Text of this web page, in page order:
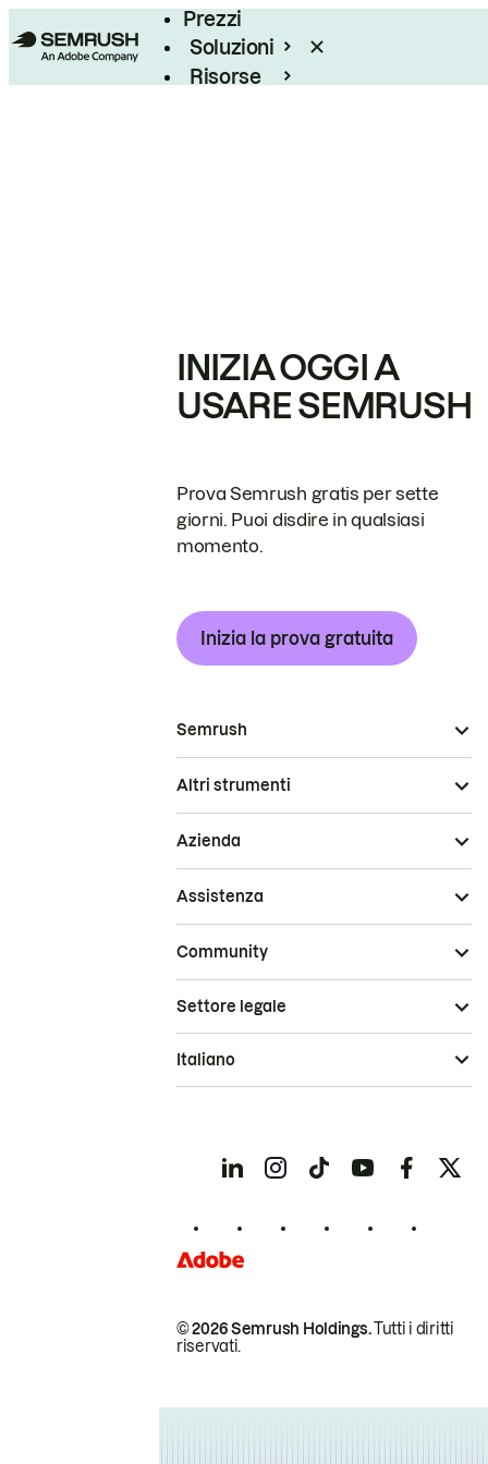
Prezzi
Soluzioni
Risorse
INIZIA OGGI A
USARE SEMRUSH
Prova Semrush gratis per sette
giorni. Puoi disdire in qualsiasi
momento.
Inizia la prova gratuita
Semrush
Altri strumenti
Azienda
Assistenza
Community
© 2026 Semrush Holdings.Tutti i diritti
riservati.
Settore legale
Italiano